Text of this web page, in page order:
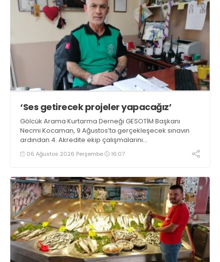
‘Ses getirecek projeler yapacağız’
Gölcük Arama Kurtarma Derneği GESOTİM Başkanı
Necmi Kocaman, 9 Ağustos’ta gerçekleşecek sınavın
ardından 4. Akredite ekip çalışmalarını
tamamlayacaklarını ifade ederek açıklamalarda
bulundu. Kocaman, “Gölcük’te ve Kocaeli genelinde ses
06 Ağustos 2026 Perşembe 16:07